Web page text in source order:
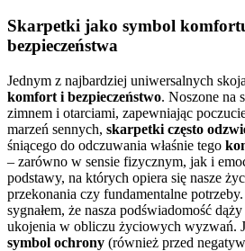
Skarpetki jako symbol
bezpieczeństwa
Jednym z najbardziej uniwersalnych
komfort i bezpieczeństwo. Noszone na
zimnem i otarciami, zapewniając
marzeń sennych, skarpetki często
śniącego do odczuwania właśnie tego
– zarówno w sensie fizycznym, jak i
podstawy, na których opiera się nasze
przekonania czy fundamentalne
sygnałem, że nasza podświadomość
ukojenia w obliczu życiowych wyzwań.
symbol ochrony (również przed